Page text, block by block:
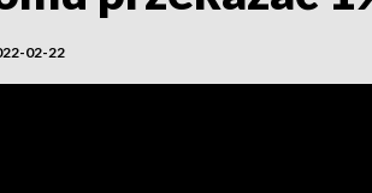
02-22